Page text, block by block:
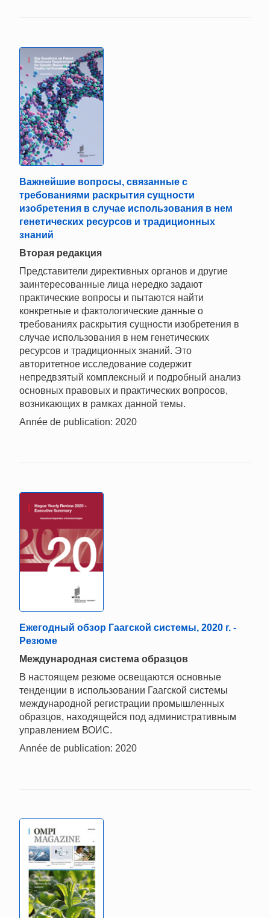
Важнейшие вопросы, связанные с
требованиями раскрытия сущности
изобретения в случае использования в нем
генетических ресурсов и традиционных
знаний
Вторая редакция
Представители директивных органов и другие
заинтересованные лица нередко задают
практические вопросы и пытаются найти
конкретные и фактологические данные о
требованиях раскрытия сущности изобретения в
случае использования в нем генетических
ресурсов и традиционных знаний. Это
авторитетное исследование содержит
непредвзятый комплексный и подробный анализ
основных правовых и практических вопросов,
возникающих в рамках данной темы.
Année de publication: 2020
Ежегодный обзор Гаагской системы, 2020 г. -
Резюме
Mеждународная система образцов
В настоящем резюме освещаются основные
тенденции в использовании Гаагской системы
международной регистрации промышленных
образцов, находящейся под административным
управлением ВОИС.
Année de publication: 2020